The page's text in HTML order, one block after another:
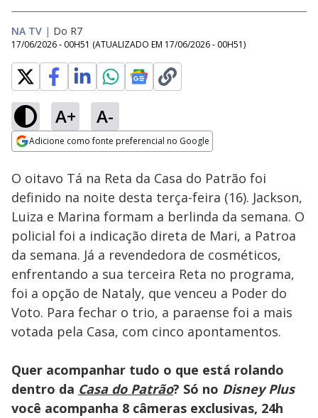
NA TV | Do R7
17/06/2026 - 00H51 (ATUALIZADO EM 17/06/2026 - 00H51)
A+ A-
Adicione como fonte preferencial no Google
Ativar
Loaded
23.20%
O oitavo Tá na Reta da Casa do Patrão foi
definido na noite desta terça-feira (16). Jackson,
Luiza e Marina formam a berlinda da semana. O
policial foi a indicação direta de Mari, a Patroa
da semana. Já a revendedora de cosméticos,
enfrentando a sua terceira Reta no programa,
foi a opção de Nataly, que venceu a Poder do
Voto. Para fechar o trio, a paraense foi a mais
votada pela Casa, com cinco apontamentos.
Quer acompanhar tudo o que está rolando
dentro da Casa do Patrão? Só no Disney Plus
você acompanha 8 câmeras exclusivas, 24h